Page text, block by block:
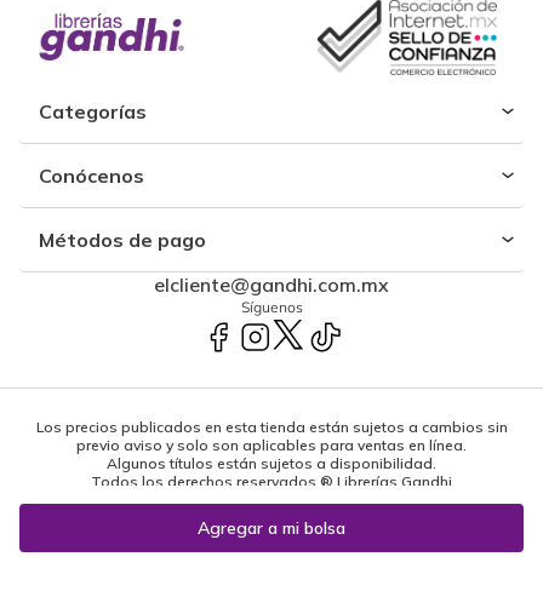
Categorías
Conócenos
Métodos de pago
elcliente@gandhi.com.mx
Síguenos
Los precios publicados en esta tienda están sujetos a cambios sin
previo aviso y solo son aplicables para ventas en línea.
Algunos títulos están sujetos a disponibilidad.
Todos los derechos reservados ® Librerías Gandhi